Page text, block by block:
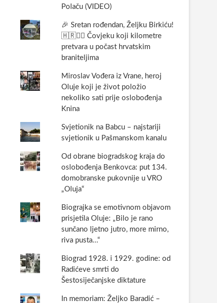
Polaču (VIDEO)
🎉 Sretan rođendan, Željku Birkiću!
🇭🇷🏃‍♂️ Čovjeku koji kilometre
pretvara u počast hrvatskim
braniteljima
Miroslav Vođera iz Vrane, heroj
Oluje koji je život položio
nekoliko sati prije oslobođenja
Knina
Svjetionik na Babcu – najstariji
svjetionik u Pašmanskom kanalu
Od obrane biogradskog kraja do
oslobođenja Benkovca: put 134.
domobranske pukovnije u VRO
„Oluja“
Biograjka se emotivnom objavom
prisjetila Oluje: „Bilo je rano
sunčano ljetno jutro, more mirno,
riva pusta...“
Biograd 1928. i 1929. godine: od
Radićeve smrti do
Šestosiječanjske diktature
In memoriam: Željko Baradić –